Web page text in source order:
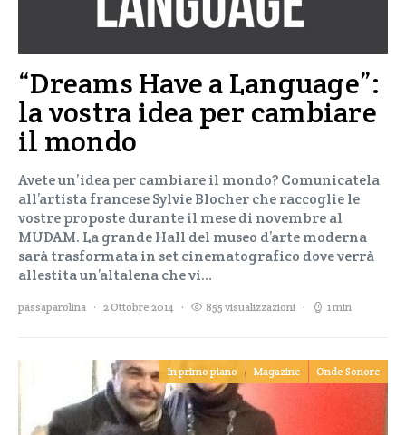
“Dreams Have a Language”:
la vostra idea per cambiare
il mondo
Avete un’idea per cambiare il mondo? Comunicatela
all’artista francese Sylvie Blocher che raccoglie le
vostre proposte durante il mese di novembre al
MUDAM. La grande Hall del museo d’arte moderna
sarà trasformata in set cinematografico dove verrà
allestita un’altalena che vi…
passaparolina 2 Ottobre 2014 855 visualizzazioni 1 min
In primo piano Magazine Onde Sonore